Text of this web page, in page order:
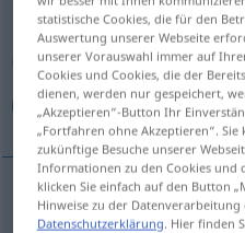
Übersicht aller
(Für mehr Details die
خليط, خلط, مزيج, مزج
statistische Cookies, die für den
Auswertung unserer Webseite
unserer Vorauswahl immer auf
Cookies und Cookies, die der
dienen, werden nur gespeichert,
„Akzeptieren“-Button Ihr
„Fortfahren ohne Akzeptieren“.
zukünftige Besuche unserer
Informationen zu den Cookies und
klicken Sie einfach auf den Button
Hinweise zu der
Datenschutzerklärung. Hier finden